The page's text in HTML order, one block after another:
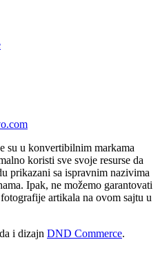
su u konvertibilnim markama
koristi sve svoje resurse da
prikazani sa ispravnim nazivima
Ipak, ne možemo garantovati
artikala na ovom sajtu u
i dizajn DND Commerce.